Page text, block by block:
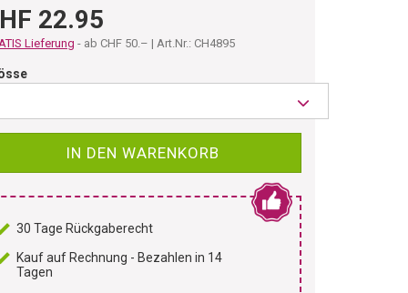
22.95
Lieferung - ab CHF 50.– | Art.Nr.: CH4895
IN DEN WARENKORB
30 Tage Rückgaberecht
Kauf auf Rechnung - Bezahlen in 14
Tagen